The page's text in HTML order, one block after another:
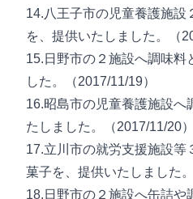
14.八王子市の児童養護施設
を、提供いたしました。（
15.日野市の２施設へ調味料
した。（2017/11/19）
16.昭島市の児童養護施設へ
たしました。（2017/11/20）
17.立川市の就労支援施設等
菓子を、提供いたしました
18.日野市の２施設へ缶詰や